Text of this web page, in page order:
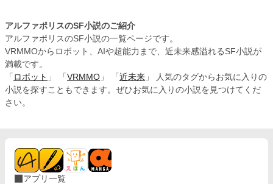
アルファポリスのSF小説のご紹介
アルファポリスのSF小説の一覧ページです。
VRMMOからロボット、AIや超能力まで、近未来感溢れるSF小説が
満載です。
「 ロボット 」 「 VRMMO 」 「 近未来 」 人気のタグからお気に入りの
小説を探すこともできます。ぜひお気に入りの小説を見つけてくだ
さい。
アプリ一覧